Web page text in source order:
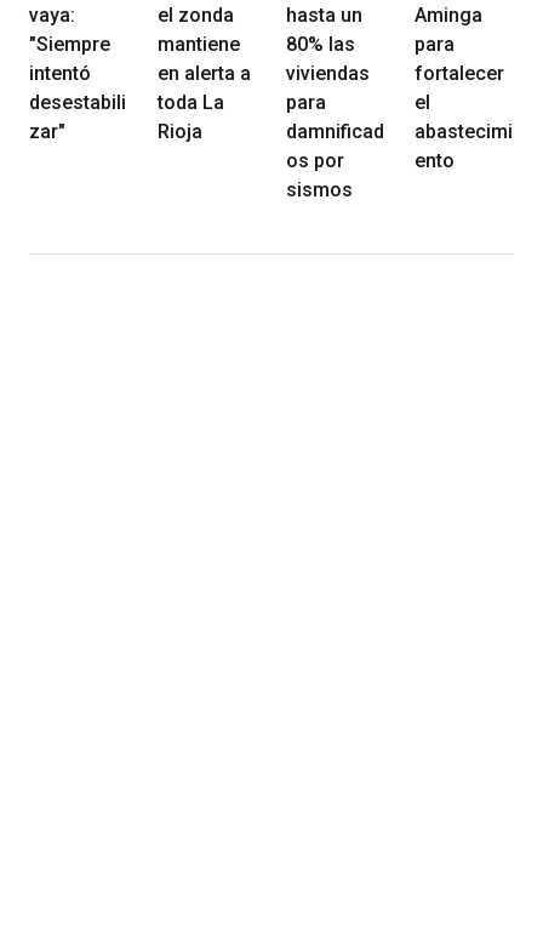
vaya:
"Siempre
intentó
desestabili
zar"
el zonda
mantiene
en alerta a
toda La
Rioja
hasta un
80% las
viviendas
para
damnificad
os por
sismos
Aminga
para
fortalecer
el
abastecimi
ento